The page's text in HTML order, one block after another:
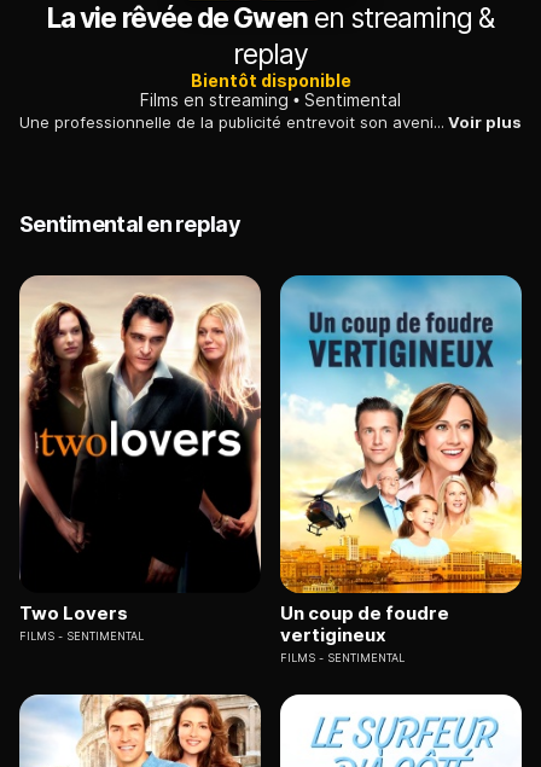
La vie rêvée de Gwenen streaming &
replay
Bientôt disponible
Films en streaming
Sentimental
Une professionnelle de la publicité entrevoit son avenir lors de son 30e anniversaire. Elle tente de tout faire pour changer un futur qu'elle estime trop banal. Voir plus
Sentimental en replay
Two Lovers
FILMS SENTIMENTAL
Un coup de foudre
vertigineux
FILMS SENTIMENTAL